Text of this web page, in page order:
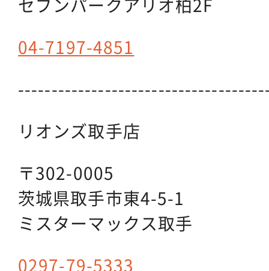
セブンパークアリオ柏2F
04-7197-4851
リオンズ取手店
〒302-0005
茨城県取手市東4-5-1
ミスターマックス取手
0297-79-5333